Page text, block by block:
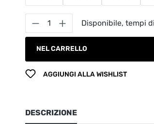
Quantità del prodotto:
Disponibile, tempi
NEL CARRELLO
AGGIUNGI ALLA WISHLIST
DESCRIZIONE